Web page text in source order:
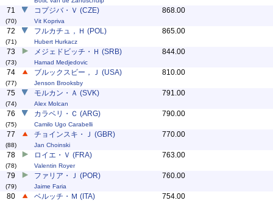
71
(70)
コプジバ・Ｖ (CZE)
Vit Kopriva
868.00
72
(71)
フルカチュ，Ｈ (POL)
Hubert Hurkacz
865.00
73
(73)
メジェドビッチ・Ｈ (SRB)
Hamad Medjedovic
844.00
74
(77)
ブルックスビー，Ｊ (USA)
Jenson Brooksby
810.00
75
(74)
モルカン・Ａ (SVK)
Alex Molcan
791.00
76
(75)
カラベリ・Ｃ (ARG)
Camilo Ugo Carabelli
790.00
77
(88)
チョインスキ・Ｊ (GBR)
Jan Choinski
770.00
78
(78)
ロイエ・Ｖ (FRA)
Valentin Royer
763.00
79
(79)
ファリア・Ｊ (POR)
Jaime Faria
760.00
80 ベルッチ・Ｍ (ITA) 754.00